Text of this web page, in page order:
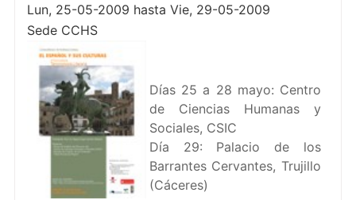
Lun, 25-05-2009 hasta Vie, 29-05-2009
Sede CCHS
Días 25 a 28 mayo: Centro
de Ciencias Humanas y
Sociales, CSIC
Día 29: Palacio de los
Barrantes Cervantes, Trujillo
(Cáceres)